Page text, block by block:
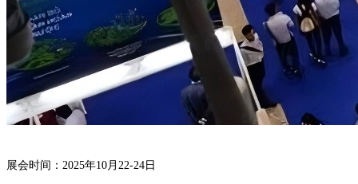
展会时间： 2025年10月22-24日